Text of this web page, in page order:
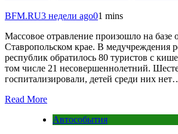
BFM.RU3 недели ago01 mins
Массовое отравление произошло на базе
Ставропольском крае. В медучреждения
республик обратилось 80 туристов с
том числе 21 несовершеннолетний.
госпитализировали, детей среди них
Read More
Автособытия